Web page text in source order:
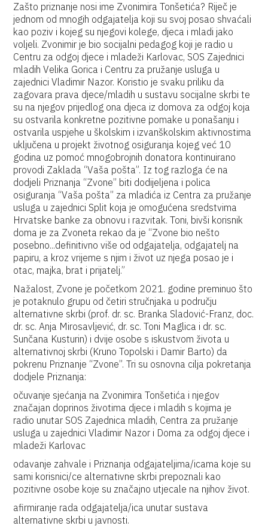
Zašto priznanje nosi ime Zvonimira Tonšetića? Riječ je
jednom od mnogih odgajatelja koji su svoj posao shvaćali
kao poziv i kojeg su njegovi kolege, djeca i mladi jako
voljeli. Zvonimir je bio socijalni pedagog koji je radio u
Centru za odgoj djece i mladeži Karlovac, SOS Zajednici
mladih Velika Gorica i Centru za pružanje usluga u
zajednici Vladimir Nazor. Koristio je svaku priliku da
zagovara prava djece/mladih u sustavu socijalne skrbi te
su na njegov prijedlog ona djeca iz domova za odgoj koja
su ostvarila konkretne pozitivne pomake u ponašanju i
ostvarila uspjehe u školskim i izvanškolskim aktivnostima
uključena u projekt životnog osiguranja kojeg već 10
godina uz pomoć mnogobrojnih donatora kontinuirano
provodi Zaklada “Vaša pošta”. Iz tog razloga će na
dodjeli Priznanja “Zvone” biti dodijeljena i polica
osiguranja “Vaša pošta” za mladića iz Centra za pružanje
usluga u zajednici Split koja je omogućena sredstvima
Hrvatske banke za obnovu i razvitak. Toni, bivši korisnik
doma je za Zvoneta rekao da je “Zvone bio nešto
posebno...definitivno više od odgajatelja, odgajatelj na
papiru, a kroz vrijeme s njim i život uz njega posao je i
otac, majka, brat i prijatelj.”
Nažalost, Zvone je početkom 2021. godine preminuo što
je potaknulo grupu od četiri stručnjaka u području
alternativne skrbi (prof. dr. sc. Branka Sladović-Franz, doc.
dr. sc. Anja Mirosavljević, dr. sc. Toni Maglica i dr. sc.
Sunčana Kusturin) i dvije osobe s iskustvom života u
alternativnoj skrbi (Kruno Topolski i Damir Barto) da
pokrenu Priznanje “Zvone”. Tri su osnovna cilja pokretanja
dodjele Priznanja:
očuvanje sjećanja na Zvonimira Tonšetića i njegov
značajan doprinos životima djece i mladih s kojima je
radio unutar SOS Zajednica mladih, Centra za pružanje
usluga u zajednici Vladimir Nazor i Doma za odgoj djece i
mladeži Karlovac
odavanje zahvale i Priznanja odgajateljima/icama koje su
sami korisnici/ce alternativne skrbi prepoznali kao
pozitivne osobe koje su značajno utjecale na njihov život.
afirmiranje rada odgajatelja/ica unutar sustava
alternativne skrbi u javnosti.